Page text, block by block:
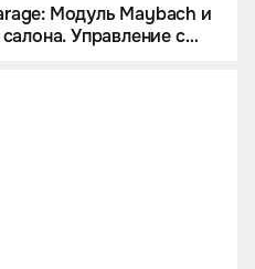
Модуль Maybach и
Управление с